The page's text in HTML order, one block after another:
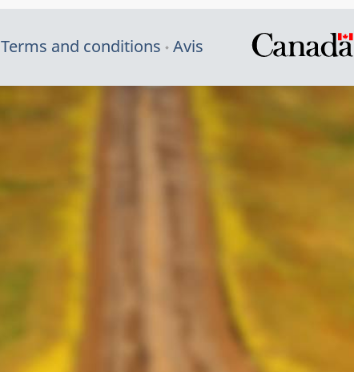
Terms and conditions Avis
/